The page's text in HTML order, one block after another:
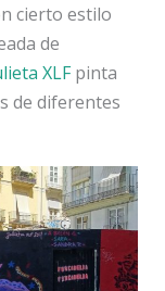
cierto estilo
de
XLFpinta
de diferentes